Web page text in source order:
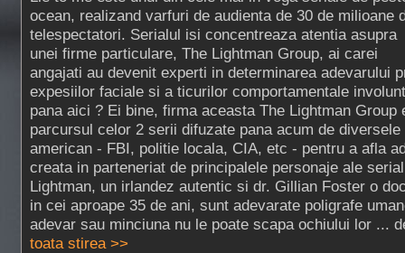
ocean, realizand varfuri de audienta de 30 de milioane
telespectatori. Serialul isi concentreaza atentia asupra
unei firme particulare, The Lightman Group, ai carei
angajati au devenit experti in determinarea adevarului
expesiilor faciale si a ticurilor comportamentale
pana aici ? Ei bine, firma aceasta The Lightman Group
parcursul celor 2 serii difuzate pana acum de
american - FBI, politie locala, CIA, etc - pentru a afla
creata in parteneriat de principalele personaje ale
Lightman, un irlandez autentic si dr. Gillian Foster o
in cei aproape 35 de ani, sunt adevarate poligrafe
adevar sau minciuna nu le poate scapa ochiului lor ...
toata stirea >>